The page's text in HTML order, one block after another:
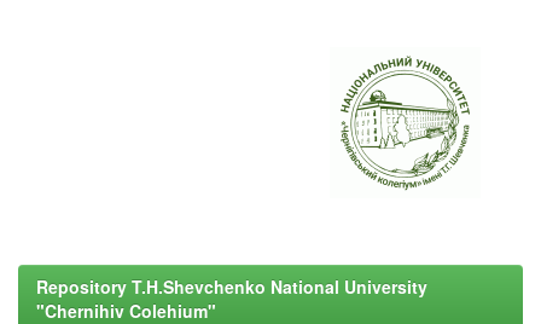
Repository T.H.Shevchenko National University
"Chernihiv Colehium"